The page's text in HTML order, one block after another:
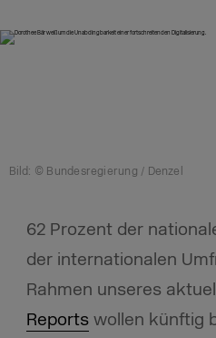
Bild: © Bundesregierung / Denzel
62 Prozent der
der internationalen
Rahmen unseres
Reportswollen künftig